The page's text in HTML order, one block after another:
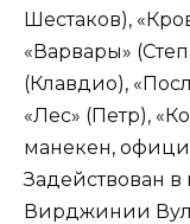
Шестаков),
«Варвары»
(Клавдио),
«Лес» (Петр),
манекен,
Задействован в
Вирджинии